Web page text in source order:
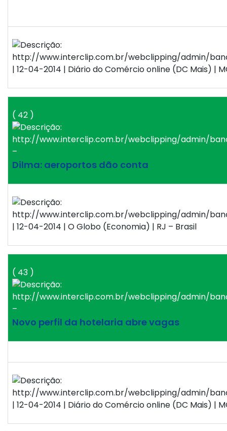
| 12-04-2014 | Diário do Comércio online (DC Mais) |
( 42 )
–
Dilma: aeroportos dão conta
| 12-04-2014 | O Globo (Economia) | RJ – Brasil
( 43 )
–
Novo perfil da hotelaria abre vagas
| 12-04-2014 | Diário do Comércio online (DC Mais) |